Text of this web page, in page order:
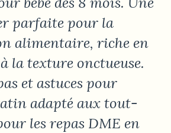
parfaite pour la
alimentaire, riche en
la texture onctueuse.
et astuces pour
adapté aux tout-
les repas DME en